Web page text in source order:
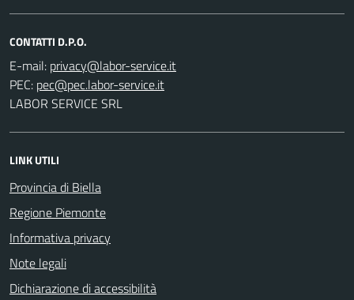
CONTATTI D.P.O.
E-mail:
PEC:
LABOR SERVICE SRL
LINK UTILI
Provincia di Biella
Regione Piemonte
Informativa privacy
Note legali
Dichiarazione di accessibilità